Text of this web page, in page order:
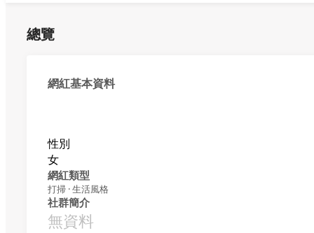
總覽
網紅基本資料
性別
女
網紅類型
打掃 · 生活風格
社群簡介
無資料